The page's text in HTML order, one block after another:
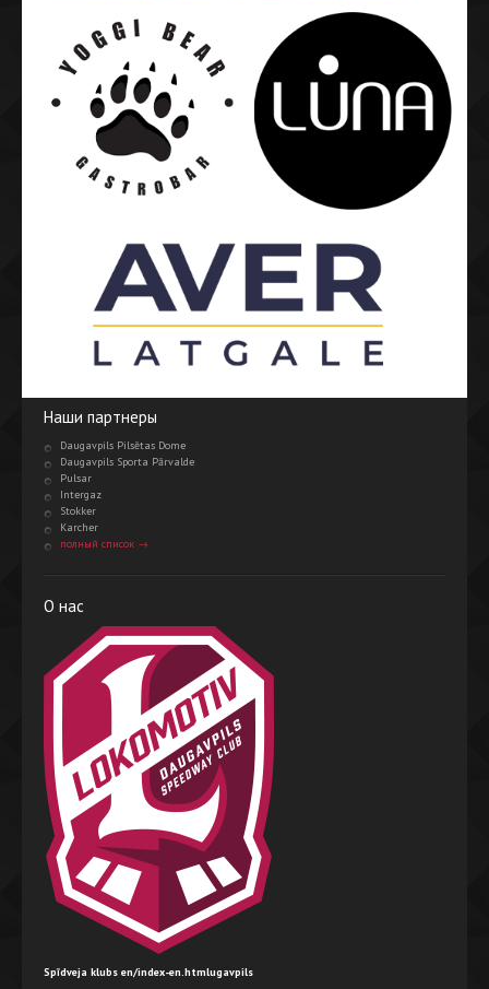
Наши партнеры
Daugavpils Pilsētas Dome
Daugavpils Sporta Pārvalde
Pulsar
Intergaz
Stokker
Karcher
полный список →
О нас
Spīdveja klubs en/index-en.htmlugavpils